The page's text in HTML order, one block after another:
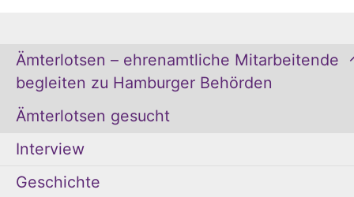
Ämterlotsen – ehrenamtliche Mitarbeitende
begleiten zu Hamburger Behörden
Ämterlotsen gesucht
Interview
Geschichte